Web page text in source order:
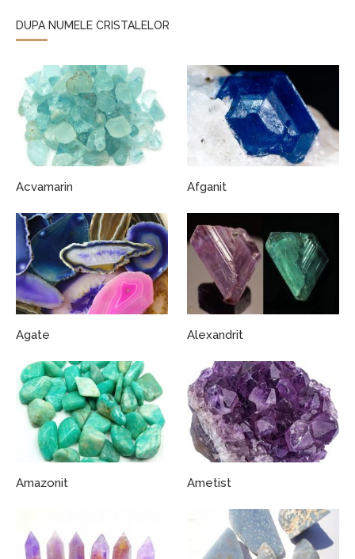
DUPA NUMELE CRISTALELOR
Acvamarin Afganit
Agate Alexandrit
Amazonit Ametist